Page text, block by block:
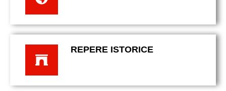
REPERE ISTORICE